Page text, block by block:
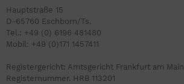
Hauptstraße 15
D-65760 Eschborn/Ts.
Tel.: +49 (0) 6196 481480
Mobil: +49 (0)171 1457411
Registergericht: Amtsgericht Frankfurt am Main
Registernummer. HRB 113201